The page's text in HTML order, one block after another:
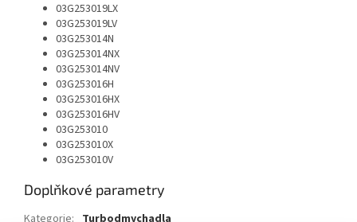
03G253019LX
03G253019LV
03G253014N
03G253014NX
03G253014NV
03G253016H
03G253016HX
03G253016HV
03G253010
03G253010X
03G253010V
Doplňkové parametry